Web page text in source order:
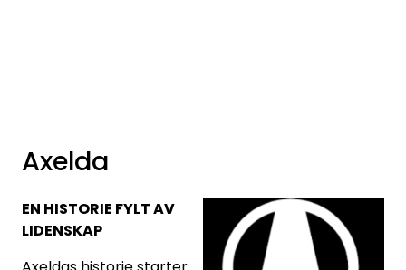
Axelda
EN HISTORIE FYLT AV
LIDENSKAP
Mediaportalen